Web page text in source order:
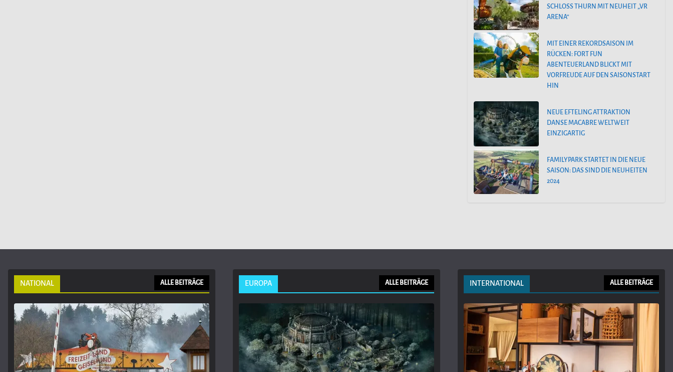
SCHLOSS THURN MIT NEUHEIT „VR
ARENA“
MIT EINER REKORDSAISON IM
RÜCKEN: FORT FUN
ABENTEUERLAND BLICKT MIT
VORFREUDE AUF DEN SAISONSTART
HIN
NEUE EFTELING ATTRAKTION
DANSE MACABRE WELTWEIT
EINZIGARTIG
FAMILYPARK STARTET IN DIE NEUE
SAISON: DAS SIND DIE NEUHEITEN
2024
NATIONAL ALLE BEITRÄGE EUROPA ALLE BEITRÄGE INTERNATIONAL ALLE BEITRÄGE